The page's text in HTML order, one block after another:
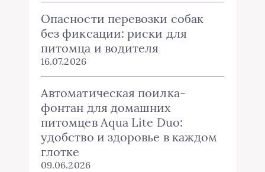
Опасности перевозки собак
без фиксации: риски для
питомца и водителя
16.07.2026
Автоматическая поилка-
фонтан для домашних
питомцев Aqua Lite Duo:
удобство и здоровье в каждом
глотке
09.06.2026